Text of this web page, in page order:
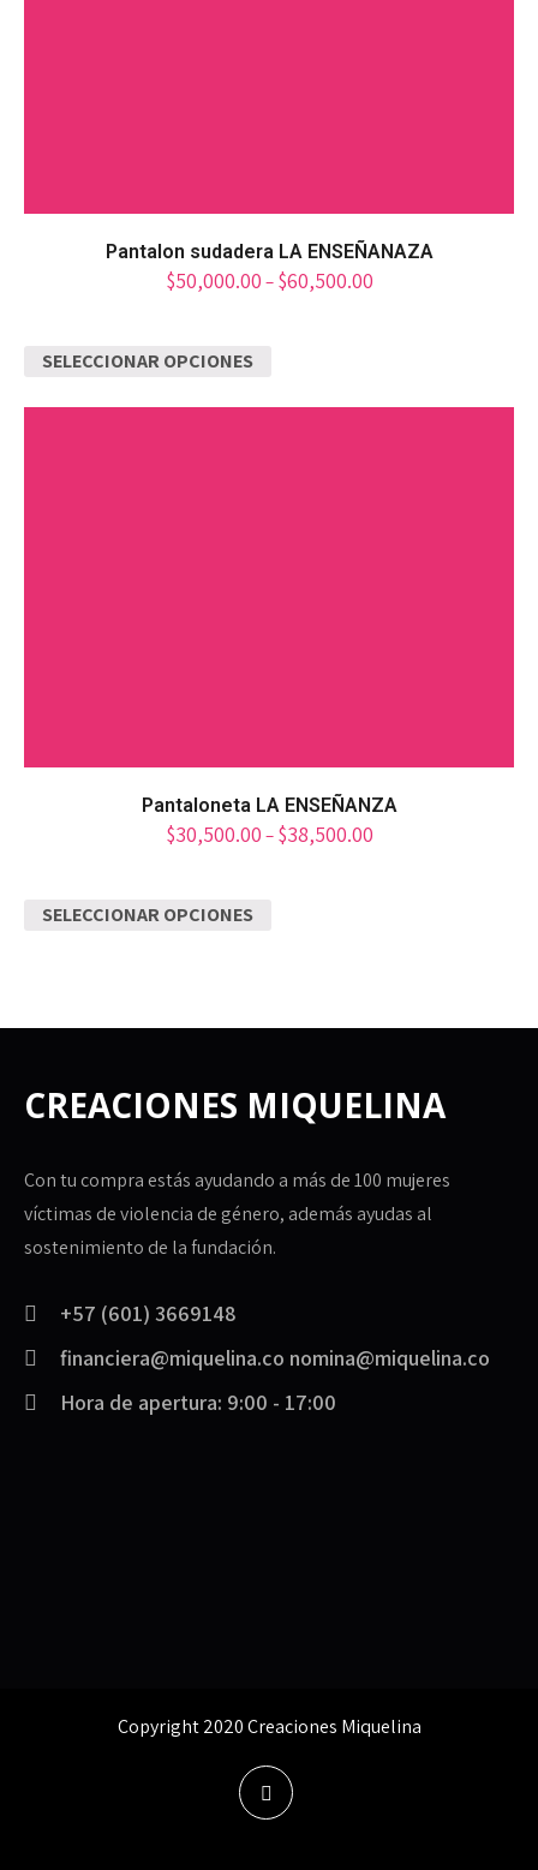
Pantalon sudadera LA ENSEÑANAZA
$50,000.00 – $60,500.00
SELECCIONAR OPCIONES
Pantaloneta LA ENSEÑANZA
$30,500.00 – $38,500.00
SELECCIONAR OPCIONES
CREACIONES MIQUELINA
Con tu compra estás ayudando a más de 100 mujeres
víctimas de violencia de género, además ayudas al
sostenimiento de la fundación.
+57 (601) 3669148
financiera@miquelina.co nomina@miquelina.co
Hora de apertura: 9:00 - 17:00
Copyright 2020 Creaciones Miquelina